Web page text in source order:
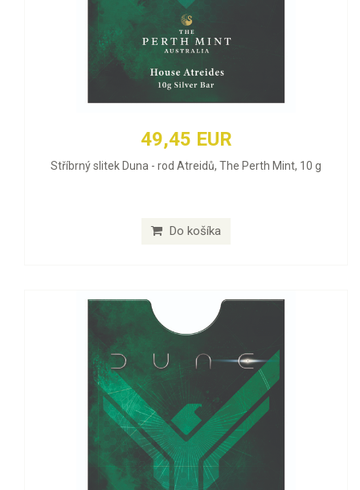
49,45 EUR
Stříbrný slitek Duna - rod Atreidů, The Perth Mint, 10 g
Do košíka